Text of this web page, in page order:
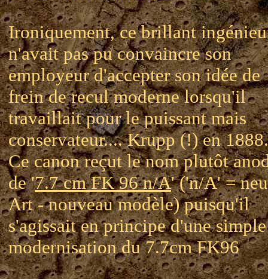
Ironiquement, ce brillant
n'avait pas pu convaincre son
employeur d'accepter son idée de
frein de recul moderne lorsqu'il
travaillait pour le puissant mais
conservateur.... Krupp (!) en 1888.
Ce canon reçut le nom plutôt
de '7.7 cm FK 96 n/A' ('n/A' =
Art - nouveau modèle) puisqu'il
s'agissait en principe d'une simple
modernisation du 7.7cm FK96